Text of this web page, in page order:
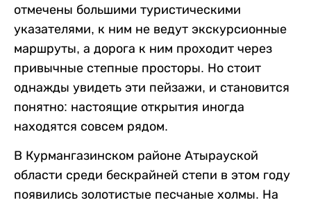
отмечены большими туристическими
указателями, к ним не ведут экскурсионные
маршруты, а дорога к ним проходит через
привычные степные просторы. Но стоит
однажды увидеть эти пейзажи, и становится
понятно: настоящие открытия иногда
находятся совсем рядом.
В Курмангазинском районе Атырауской
области среди бескрайней степи в этом году
появились золотистые песчаные холмы. На